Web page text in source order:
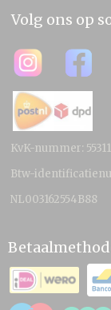
Volg ons op
KvK-nummer:
Btw-
NL003162554B88